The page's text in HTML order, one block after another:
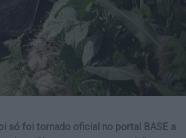
só foi tornado oficial no portal BASE a